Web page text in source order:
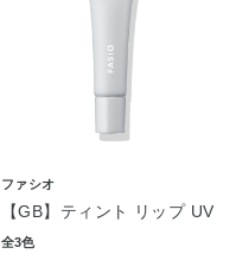
ファシオ
【GB】ティント リップ UV
全3色